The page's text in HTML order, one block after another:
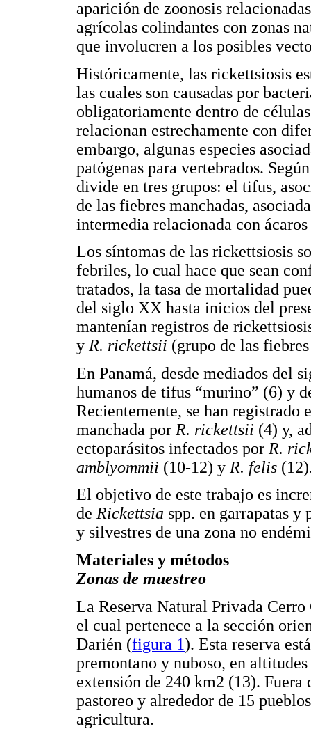
aparición de zoonosis
agrícolas colindantes con zonas
que involucren a los posibles
Históricamente, las rickettsiosis
las cuales son causadas por
obligatoriamente dentro de
relacionan estrechamente con
embargo, algunas especies
patógenas para vertebrados.
divide en tres grupos: el tifus,
de las fiebres manchadas,
intermedia relacionada con
Los síntomas de las rickettsiosis
febriles, lo cual hace que sean
tratados, la tasa de mortalidad
del siglo XX hasta inicios del
mantenían registros de
y R. rickettsii (grupo de las
En Panamá, desde mediados del
humanos de tifus “murino” (6) y
Recientemente, se han registrado
manchada por R. rickettsii (4) y,
ectoparásitos infectados por R.
amblyommii (10-12) y R. felis
El objetivo de este trabajo es
de Rickettsia spp. en garrapatas y
y silvestres de una zona no
Materiales y métodos
Zonas de muestreo
La Reserva Natural Privada
el cual pertenece a la sección
Darién (figura 1). Esta reserva
premontano y nuboso, en
extensión de 240 km2 (13). Fuera
pastoreo y alrededor de 15
agricultura.